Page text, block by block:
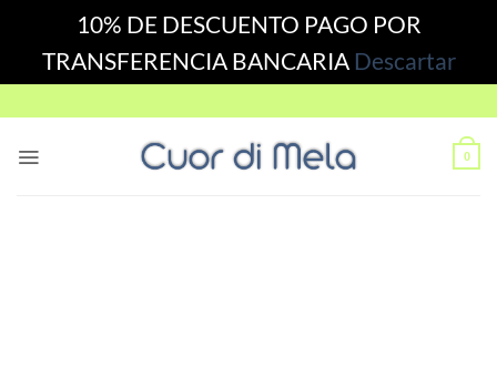
10% DE DESCUENTO PAGO POR
TRANSFERENCIA BANCARIA Descartar
to
0